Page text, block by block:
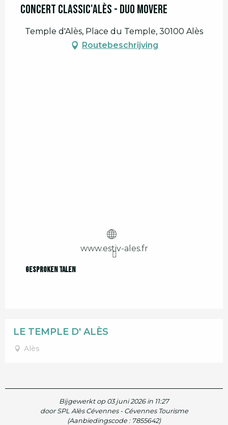
Concert Classic'Alès - Duo Movere
Temple d'Alès, Place du Temple, 30100 Alès
Routebeschrijving
www.estiv-ales.fr
Gesproken talen
Gesproken talen
LE TEMPLE D' ALÈS
Alès
Bijgewerkt op 03 juni 2026 in 11:27
door SPL Alès Cévennes - Cévennes Tourisme
(Aanbiedingscode : 7855642)